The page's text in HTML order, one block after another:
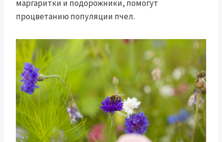
маргаритки и подорожники, помогут
процветанию популяции пчел.